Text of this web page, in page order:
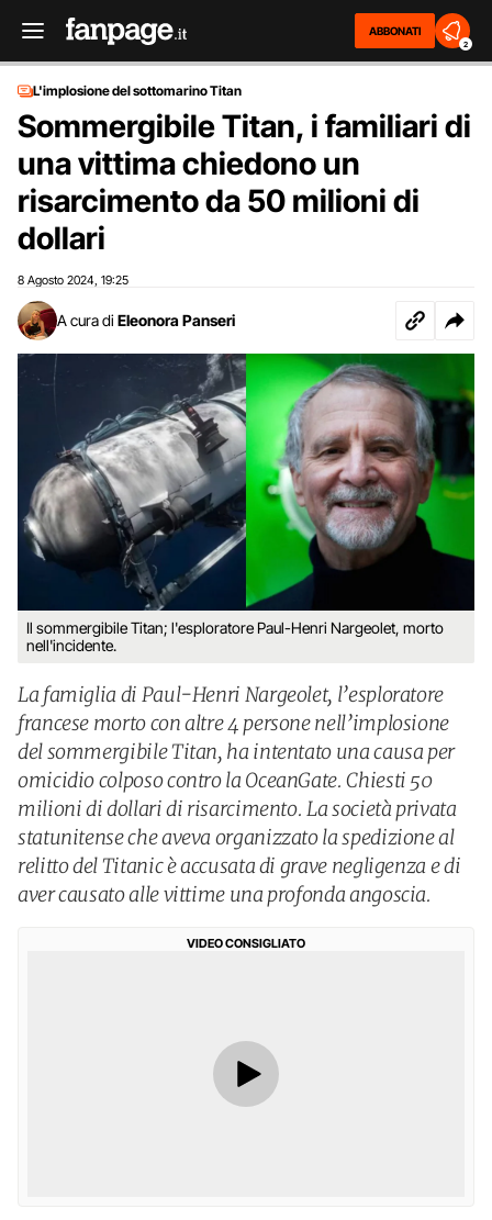
ABBONATI
2
L'implosione del sottomarino Titan
Sommergibile Titan, i familiari di
una vittima chiedono un
risarcimento da 50 milioni di
dollari
8 Agosto 2024 19:25
A cura di Eleonora Panseri
Il sommergibile Titan; l'esploratore Paul-Henri Nargeolet, morto
nell'incidente.
La famiglia di Paul-Henri Nargeolet, l’esploratore
francese morto con altre 4 persone nell’implosione
del sommergibile Titan, ha intentato una causa per
omicidio colposo contro la OceanGate. Chiesti 50
milioni di dollari di risarcimento. La società privata
statunitense che aveva organizzato la spedizione al
relitto del Titanic è accusata di grave negligenza e di
aver causato alle vittime una profonda angoscia.
VIDEO CONSIGLIATO